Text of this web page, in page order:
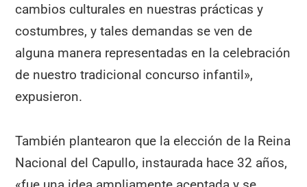
cambios culturales en nuestras prácticas y
costumbres, y tales demandas se ven de
alguna manera representadas en la celebración
de nuestro tradicional concurso infantil»,
expusieron.
También plantearon que la elección de la Reina
Nacional del Capullo, instaurada hace 32 años,